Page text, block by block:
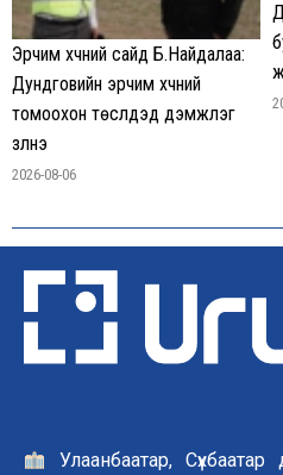
Эрчим хүчний сайд Б.Найдалаа:
Дундговийн эрчим хүчний
томоохон төслүүдэд дэмжлэг
үзүүлнэ
2026-08-06
Улаанбаатар,